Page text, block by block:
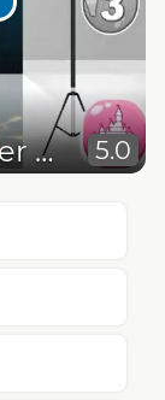
Princesses Festive Winter Looks 5.0